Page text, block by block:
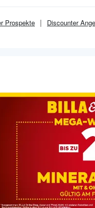
Prospekte Discounter